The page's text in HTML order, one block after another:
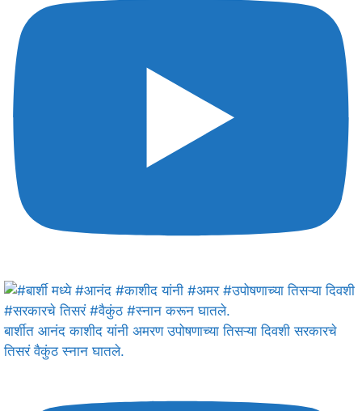
बार्शीत आनंद काशीद यांनी अमरण उपोषणाच्या तिसऱ्या दिवशी सरकारचे
तिसरं वैकुंठ स्नान घातले.